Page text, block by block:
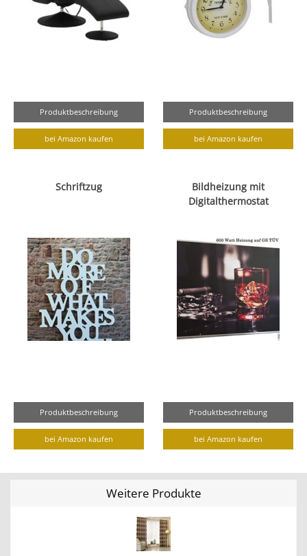
Produktbeschreibung
bei Amazon kaufen
Produktbeschreibung
bei Amazon kaufen
Schriftzug
Produktbeschreibung
bei Amazon kaufen
Bildheizung mit
Digitalthermostat
Produktbeschreibung
bei Amazon kaufen
Weitere Produkte